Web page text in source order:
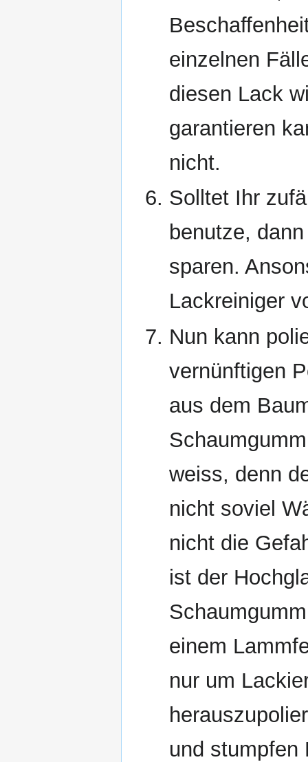
einzelnen
diesen Lack
garantieren
nicht.
Solltet Ihr
benutze,
sparen.
Lackreiniger
Nun kann
vernünftigen
aus dem
weiss, denn
nicht soviel
nicht die
ist der
einem
nur um
und stumpfen